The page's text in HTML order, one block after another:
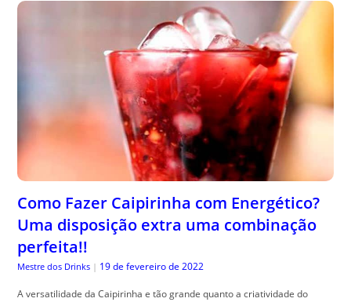
Como Fazer Caipirinha com Energético?
Uma disposição extra uma combinação
perfeita!!
Mestre dos Drinks | 19 de fevereiro de 2022
A versatilidade da Caipirinha e tão grande quanto a criatividade do